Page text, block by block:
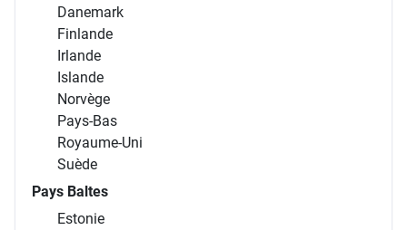
Danemark
Finlande
Irlande
Islande
Norvège
Pays-Bas
Royaume-Uni
Suède
Pays Baltes
Estonie